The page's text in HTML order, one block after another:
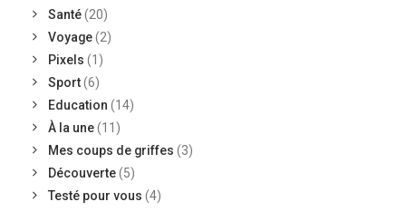
Santé(20)
Voyage(2)
Pixels (1)
Sport(6)
Education (14)
À la une(11)
Mes coups de griffes (3)
Découverte(5)
Testé pour vous (4)